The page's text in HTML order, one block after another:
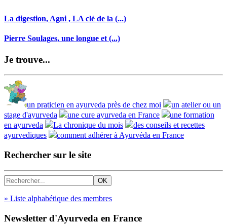
La digestion, Agni , LA clé de la (...)
Pierre Soulages, une longue et (...)
Je trouve...
un praticien en ayurveda près de chez moi
un atelier ou un
stage d'ayurveda
une cure ayurveda en France
une formation
en ayurveda
La chronique du mois
des conseils et recettes
ayurvediques
comment adhérer à Ayurvéda en France
Rechercher sur le site
» Liste alphabétique des membres
Newsletter d'Ayurveda en France